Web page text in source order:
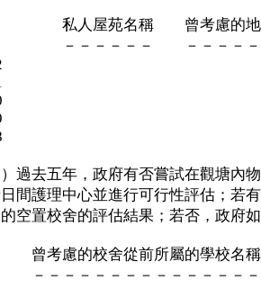
屋苑名稱 曾考慮的地點
－－－－ －－－－－－
）過去五年，政府有否嘗試在觀塘內
間護理中心並進行可行性評估；若
空置校舍的評估結果；若否，政府
慮的校舍從前所屬的學校名
－－－－－－－－－－－－